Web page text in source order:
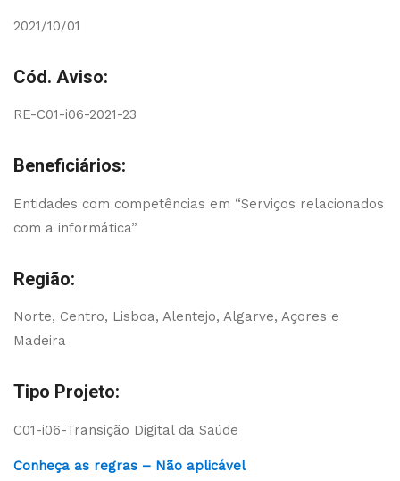
2021/10/01
Cód. Aviso:
RE-C01-i06-2021-23
Beneficiários:
Entidades com competências em “Serviços relacionados
com a informática”
Região:
Norte, Centro, Lisboa, Alentejo, Algarve, Açores e
Madeira
Tipo Projeto:
C01-i06-Transição Digital da Saúde
Conheça as regras – Não aplicável